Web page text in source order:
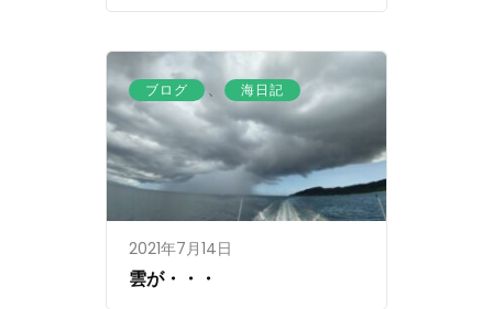
ブログ 、 海日記
2021年7月14日
雲が・・・